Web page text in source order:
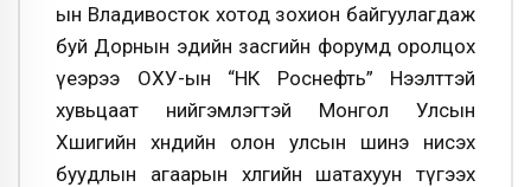
ын Владивосток хотод зохион байгуулагдаж
буй Дорнын эдийн засгийн форумд оролцох
үеэрээ ОХУ-ын “НК Роснефть” Нээлттэй
хувьцаат нийгэмлэгтэй Монгол Улсын
Хөшигийн хөндийн олон улсын шинэ нисэх
буудлын агаарын хөлгийн шатахуун түгээх